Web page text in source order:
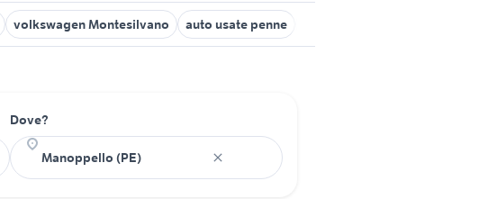
volkswagen Montesilvano auto usate penne
Dove?